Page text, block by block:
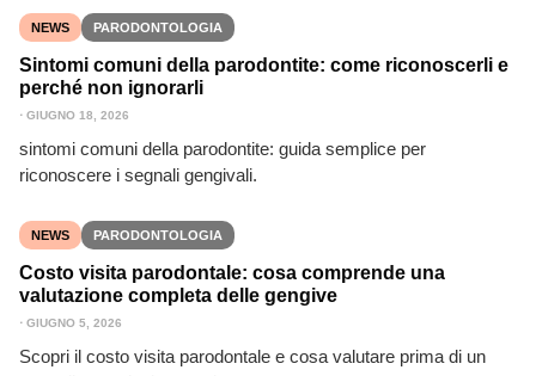
NEWS PARODONTOLOGIA
Sintomi comuni della parodontite: come riconoscerli e
perché non ignorarli
⋅ GIUGNO 18, 2026
sintomi comuni della parodontite: guida semplice per
riconoscere i segnali gengivali.
NEWS PARODONTOLOGIA
Costo visita parodontale: cosa comprende una
valutazione completa delle gengive
⋅ GIUGNO 5, 2026
Scopri il costo visita parodontale e cosa valutare prima di un